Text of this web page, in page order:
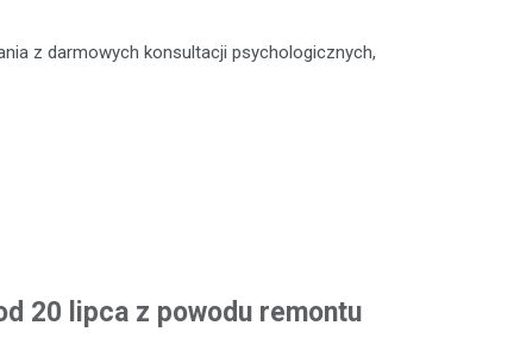
z darmowych konsultacji psychologicznych,
20 lipca z powodu remontu